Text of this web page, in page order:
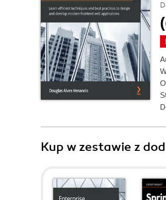
Kup w zestawie z